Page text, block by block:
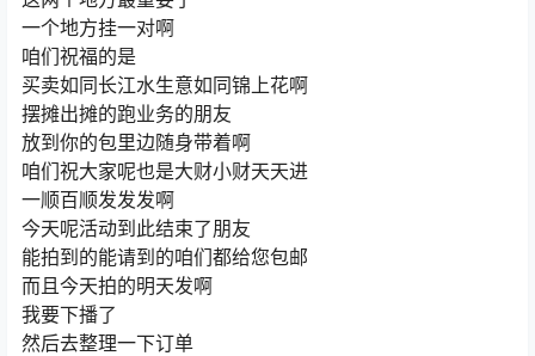
一个地方挂一对啊
咱们祝福的是
买卖如同长江水生意如同锦上花啊
摆摊出摊的跑业务的朋友
放到你的包里边随身带着啊
咱们祝大家呢也是大财小财天天进
一顺百顺发发发啊
今天呢活动到此结束了朋友
能拍到的能请到的咱们都给您包邮
而且今天拍的明天发啊
我要下播了
然后去整理一下订单